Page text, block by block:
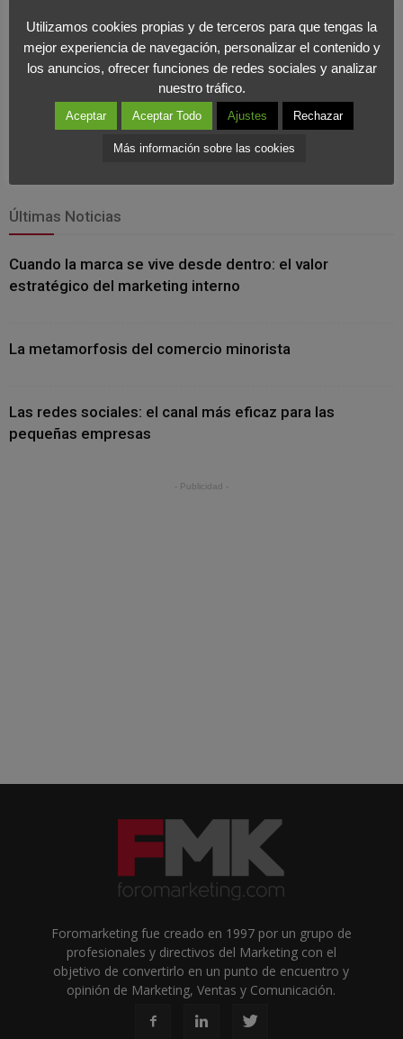
Últimas Noticias
Cuando la marca se vive desde dentro: el valor
estratégico del marketing interno
La metamorfosis del comercio minorista
Las redes sociales: el canal más eficaz para las
pequeñas empresas
- Publicidad -
Foromarketing fue creado en 1997 por un grupo de
profesionales y directivos del Marketing con el
objetivo de convertirlo en un punto de encuentro y
opinión de Marketing, Ventas y Comunicación.
Utilizamos cookies propias y de terceros para que tengas la
mejor experiencia de navegación, personalizar el contenido y
los anuncios, ofrecer funciones de redes sociales y analizar
nuestro tráfico.
Aceptar Aceptar Todo Ajustes Rechazar
Más información sobre las cookies